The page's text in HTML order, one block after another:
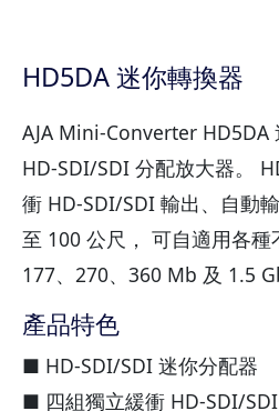
HD5DA 迷你轉換器
AJA Mini-Converter HD5DA
HD-SDI/SDI 分配放大器。
衝 HD-SDI/SDI 輸出、自動
至 100 公尺， 可自適用各種
177、270、360 Mb 及 1.5
產品特色
■ HD-SDI/SDI 迷你分配器
■ 四組獨立緩衝 HD-SDI/